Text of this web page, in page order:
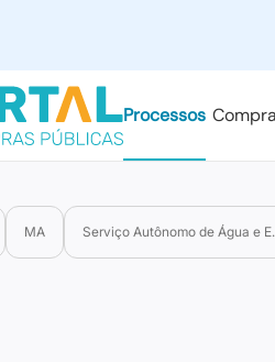
Processos
MA Serviço Autônomo de Água e